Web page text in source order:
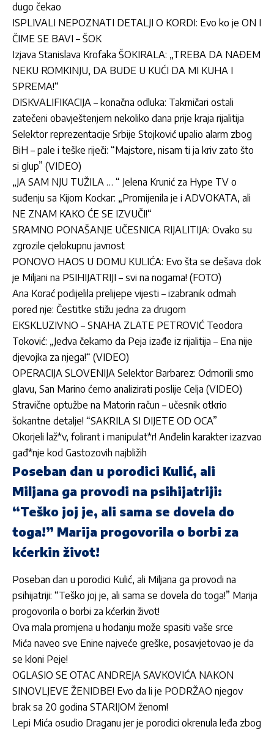
dugo čekao
ISPLIVALI NEPOZNATI DETALJI O KORDI: Evo ko je ON I
ČIME SE BAVI – ŠOK
Izjava Stanislava Krofaka ŠOKIRALA: „TREBA DA NAĐEM
NEKU ROMKINJU, DA BUDE U KUĆI DA MI KUHA I
SPREMA!“
DISKVALIFIKACIJA – konačna odluka: Takmičari ostali
zatečeni obavještenjem nekoliko dana prije kraja rijalitija
Selektor reprezentacije Srbije Stojković upalio alarm zbog
BiH – pale i teške riječi: “Majstore, nisam ti ja kriv zato što
si glup” (VIDEO)
„JA SAM NJU TUŽILA … “ Jelena Krunić za Hype TV o
suđenju sa Kijom Kockar: „Promijenila je i ADVOKATA, ali
NE ZNAM KAKO ĆE SE IZVUČI!“
SRAMNO PONAŠANJE UČESNICA RIJALITIJA: Ovako su
zgrozile cjelokupnu javnost
PONOVO HAOS U DOMU KULIĆA: Evo šta se dešava dok
je Miljani na PSIHIJATRIJI – svi na nogama! (FOTO)
Ana Korać podijelila prelijepe vijesti – izabranik odmah
pored nje: Čestitke stižu jedna za drugom
EKSKLUZIVNO – SNAHA ZLATE PETROVIĆ Teodora
Toković: „Jedva čekamo da Peja izađe iz rijalitija – Ena nije
djevojka za njega!“ (VIDEO)
OPERACIJA SLOVENIJA Selektor Barbarez: Odmorili smo
glavu, San Marino ćemo analizirati poslije Celja (VIDEO)
Stravične optužbe na Matorin račun – učesnik otkrio
šokantne detalje! “SAKRILA SI DIJETE OD OCA”
Okorjeli laž*v, folirant i manipulat*r! Anđelin karakter izazvao
gađ*nje kod Gastozovih najbližih
Poseban dan u porodici Kulić, ali
Miljana ga provodi na psihijatriji:
“Teško joj je, ali sama se dovela do
toga!” Marija progovorila o borbi za
kćerkin život!
Poseban dan u porodici Kulić, ali Miljana ga provodi na
psihijatriji: “Teško joj je, ali sama se dovela do toga!” Marija
progovorila o borbi za kćerkin život!
Ova mala promjena u hodanju može spasiti vaše srce
Mića naveo sve Enine najveće greške, posavjetovao je da
se kloni Peje!
OGLASIO SE OTAC ANDREJA SAVKOVIĆA NAKON
SINOVLJEVE ŽENIDBE! Evo da li je PODRŽAO njegov
brak sa 20 godina STARIJOM ženom!
Lepi Mića osudio Draganu jer je porodici okrenula leđa zbog